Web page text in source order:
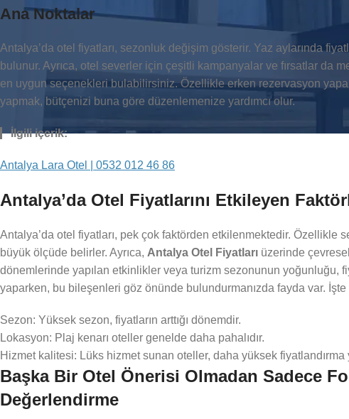
Ana Noktalar
Antalya’da otel fiyatları, sezonluk değişim gösterir. Yaz aylarında
bulunur. Ayrıca, otel severler için çeşitli kampanyalar ve fırsatlar da
en uygun seçenekleri bulabilirsiniz. Özellikle erken rezervasyon
yapmak, bütçenizi buna göre düzenlemenize yardımcı olur.
İlgili içerik:
Antalya Lara Otel | 0532 012 46 86
Antalya’da Otel Fiyatlarını Etkileyen
Antalya’da otel fiyatları, pek çok faktörden etkilenmektedir.
büyük ölçüde belirler. Ayrıca, Antalya Otel Fiyatları üzerinde
dönemlerinde yapılan etkinlikler veya turizm sezonunun yoğunluğu,
yaparken, bu bileşenleri göz önünde bulundurmanızda fayda var. İşte
Sezon: Yüksek sezon, fiyatların arttığı dönemdir.
Lokasyon: Plaj kenarı oteller genelde daha pahalıdır.
Hizmet kalitesi: Lüks hizmet sunan oteller, daha yüksek fiyatlandırma
Başka Bir Otel Önerisi Olmadan Sadece
Değerlendirme